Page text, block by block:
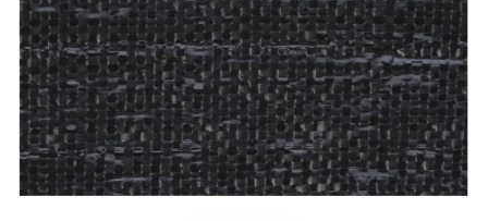
Suflante
Aspirator pentru frunze
Compostoare
Tocator resturi vegetale
Tavalugi manuali
Scarificatoare
Gama gazon